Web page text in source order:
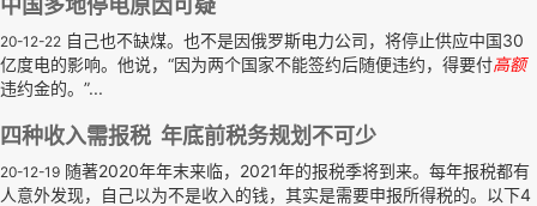
中国多地停电原因可疑
20-12-22 自己也不缺煤。也不是因俄罗斯电力公司，将停止供应中国30
亿度电的影响。他说，“因为两个国家不能签约后随便违约，得要付高额
违约金的。”...
四种收入需报税 年底前税务规划不可少
20-12-19 随著2020年年末来临，2021年的报税季将到来。每年报税都有
人意外发现，自己以为不是收入的钱，其实是需要申报所得税的。以下4